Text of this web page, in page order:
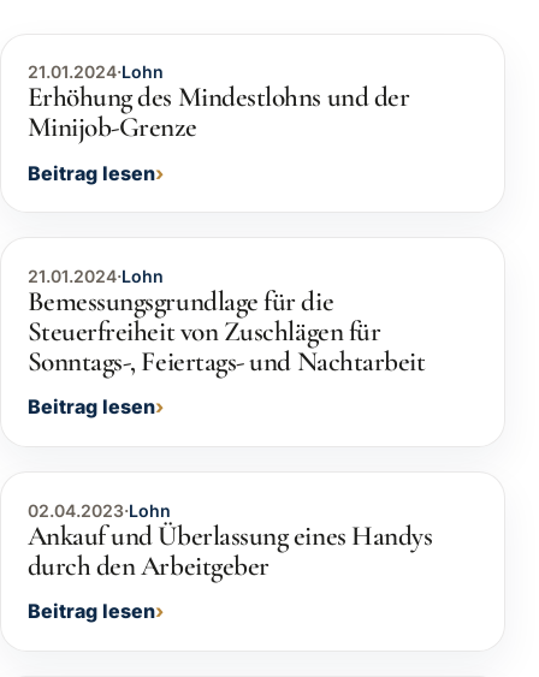
21.01.2024·Lohn
Erhöhung des Mindestlohns und der
Minijob-Grenze
Beitrag lesen
21.01.2024·Lohn
Bemessungsgrundlage für die
Steuerfreiheit von Zuschlägen für
Sonntags-, Feiertags- und Nachtarbeit
Beitrag lesen
02.04.2023·Lohn
Ankauf und Überlassung eines Handys
durch den Arbeitgeber
Beitrag lesen